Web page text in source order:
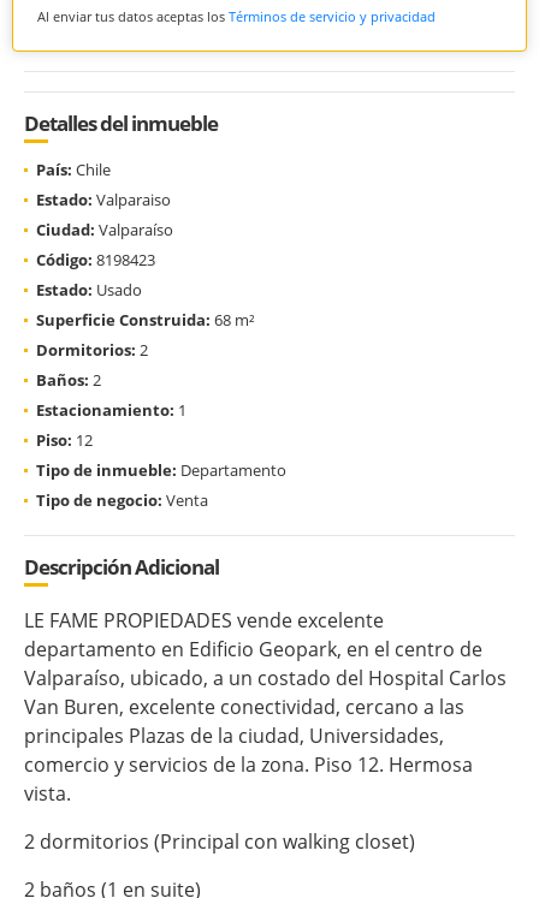
Al enviar tus datos aceptas los Términos de servicio y privacidad
Detalles del inmueble
País: Chile
Estado: Valparaiso
Ciudad: Valparaíso
Código: 8198423
Estado: Usado
Superficie Construida: 68 m²
Dormitorios: 2
Baños: 2
Estacionamiento: 1
Piso: 12
Tipo de inmueble: Departamento
Tipo de negocio: Venta
Descripción Adicional
LE FAME PROPIEDADES vende excelente
departamento en Edificio Geopark, en el centro de
Valparaíso, ubicado, a un costado del Hospital Carlos
Van Buren, excelente conectividad, cercano a las
principales Plazas de la ciudad, Universidades,
comercio y servicios de la zona. Piso 12. Hermosa
vista.
2 dormitorios (Principal con walking closet)
2 baños (1 en suite)